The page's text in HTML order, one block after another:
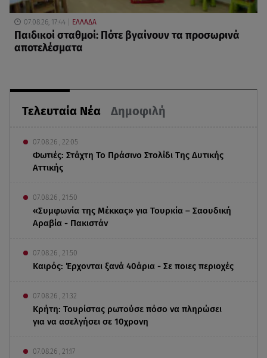
Τελευταία Νέα Δημοφιλή
07.08.26 , 22:05
Φωτιές: Στάχτη Το Πράσινο Στολίδι Της Δυτικής
Αττικής
07.08.26 , 21:50
«Συμφωνία της Μέκκας» για Τουρκία – Σαουδική
Αραβία - Πακιστάν
07.08.26 , 21:50
Καιρός: Έρχονται ξανά 40άρια - Σε ποιες περιοχές
07.08.26 , 21:32
Κρήτη: Τουρίστας ρωτούσε πόσο να πληρώσει
για να ασελγήσει σε 10χρονη
07.08.26 , 21:17
07.08.26, 17:44 ΕΛΛΑΔΑ
Παιδικοί σταθμοί: Πότε βγαίνουν τα προσωρινά
αποτελέσματα